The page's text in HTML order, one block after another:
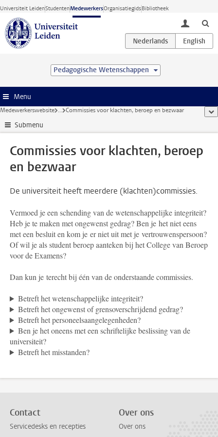
Ga direct naar de inhoud
Universiteit LeidenStudentenMedewerkersOrganisatiegidsBibliotheek
toggle
Pedagogische Wetenschappen
Menu
Medewerkerswebsite ... Commissies voor klachten, beroep en bezwaar
Submenu
Commissies voor klachten, beroep
en bezwaar
De universiteit heeft meerdere (klachten)commissies.
Vermoed je een schending van de wetenschappelijke integriteit?
Heb je te maken met ongewenst gedrag? Ben je het niet eens
met een besluit en kom je er niet uit met je vertrouwenspersoon?
Of wil je als student beroep aanteken bij het College van Beroep
voor de Examens?
Dan kun je terecht bij één van de onderstaande commissies.
Betreft het wetenschappelijke integriteit?
Betreft het ongewenst of grensoverschrijdend gedrag?
Betreft het personeelsaangelegenheden?
Ben je het oneens met een schriftelijke beslissing van de
universiteit?
Betreft het misstanden?
Contact
Servicedesks en recepties
Over ons
Over ons